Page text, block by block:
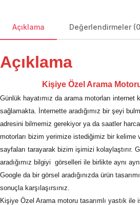
Açıklama Değerlendirmeler
Açıklama
Kişiye Özel Arama
Günlük hayatımız da arama motorları internet
sağlamakta. İnternette aradığımız bir şeyi
adresini bilmemiz gerekiyor ya da saatler
motorları bizim yerimize istediğimiz bir kelime
sayfaları tarayarak bizim işimizi kolaylaştırır.
aradığımız bilgiyi görselleri ile birlikte aynı
Google da bir görsel aradığınızda ürün
sonuçla karşılaşırsınız.
Kişiye Özel Arama motoru tasarımlı yastık ile